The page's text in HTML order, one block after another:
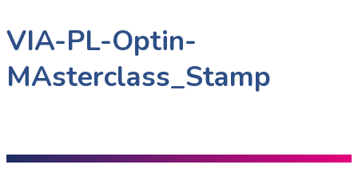
VIA-PL-Optin-
MAsterclass_Stamp